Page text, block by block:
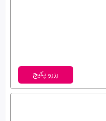
رزرو پکیج